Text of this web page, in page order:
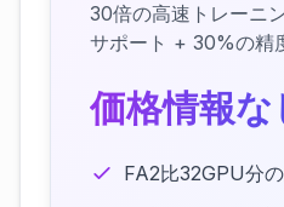
30倍の高速トレーニ
サポート + 30%の精
価格情報な
FA2比32GPU分